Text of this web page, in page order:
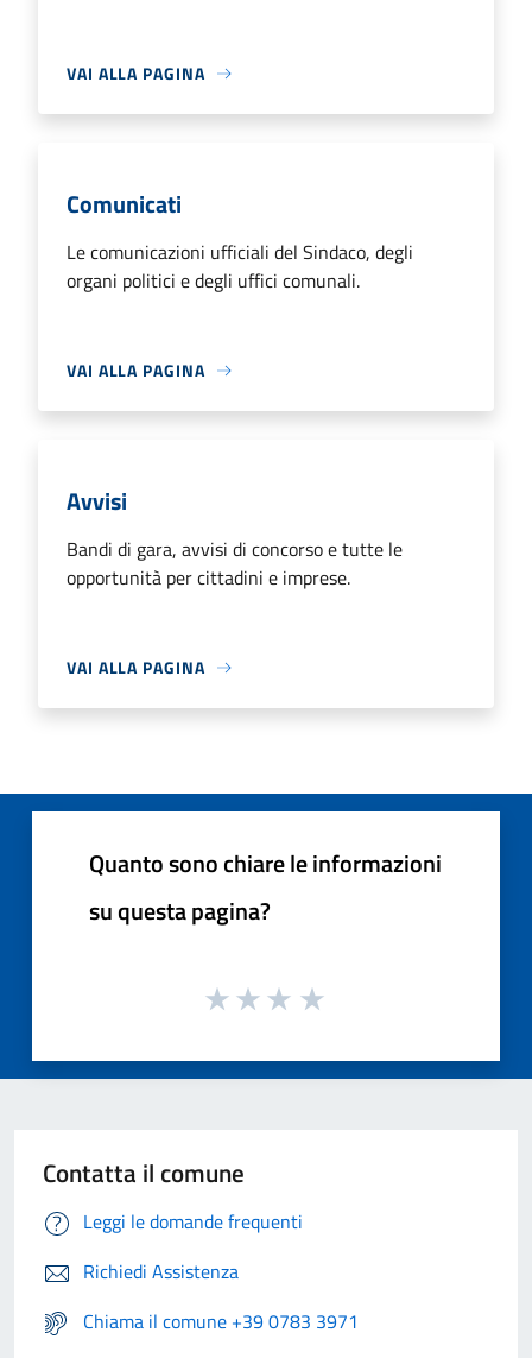
VAI ALLA PAGINA
Comunicati
Le comunicazioni ufficiali del Sindaco, degli
organi politici e degli uffici comunali.
VAI ALLA PAGINA
Avvisi
Bandi di gara, avvisi di concorso e tutte le
opportunità per cittadini e imprese.
VAI ALLA PAGINA
Quanto sono chiare le informazioni
su questa pagina?
Contatta il comune
Leggi le domande frequenti
Richiedi Assistenza
Chiama il comune +39 0783 3971